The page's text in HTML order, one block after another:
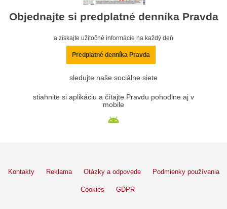
Objednajte si predplatné denníka Pravda
a získajte užitočné informácie na každý deň
Predplatné denníka Pravda
sledujte naše sociálne siete
stiahnite si aplikáciu a čítajte Pravdu pohodlne aj v
mobile
Kontakty Reklama Otázky a odpovede Podmienky používania
Cookies GDPR